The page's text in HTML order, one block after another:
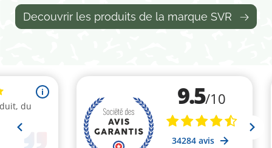
Decouvrir les produits de la marque SVR